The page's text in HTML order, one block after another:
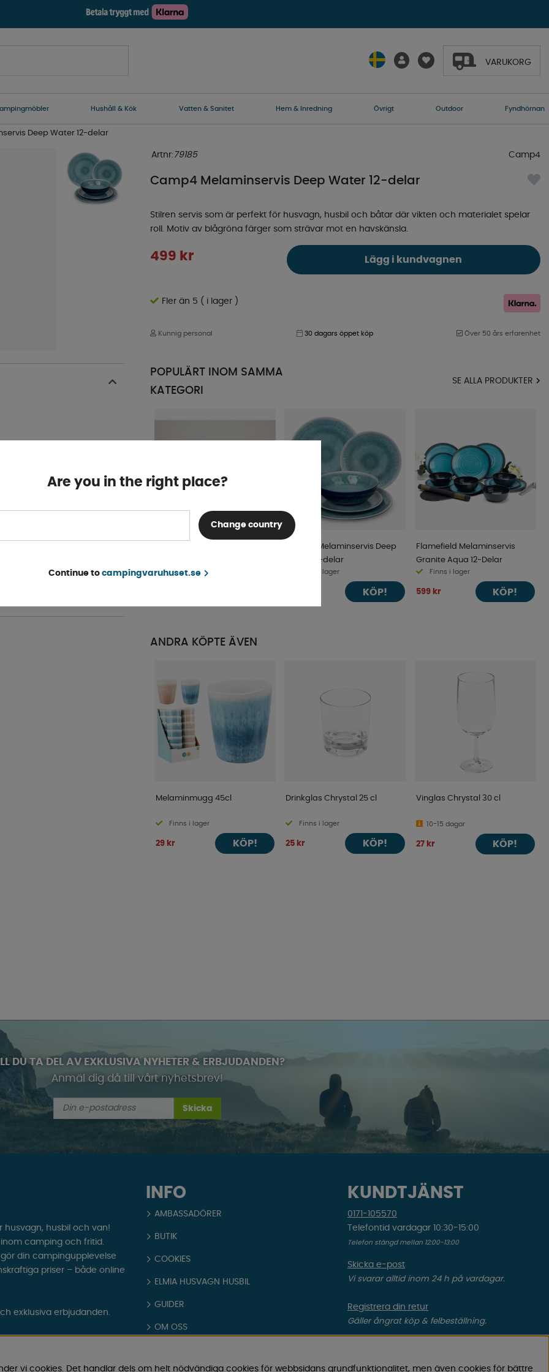
VARUKORG
Hushåll & Kök Vatten & Sanitet Hem & Inredning Övrigt Outdoor Fyndhörnan
Deep Water 12-delar
Artnr: 79185
Camp4 Melaminservis Deep Water 12-delar
Stilren servis som är perfekt för husvagn, husbil och båtar där vikten och materialet spelar
roll. Motiv av blågröna färger som strävar mot en havskänsla.
499 kr
Camp4
Lägg i kundvagnen
Fler än 5 ( i lager )
Kunnig personal 30 dagars öppet köp Över 50 års erfarenhet
POPULÄRT INOM SAMMA
KATEGORI
SE ALLA PRODUKTER
Finns i lager
Camp4 Melaminservis Deep
Water 12-delar
Finns i lager
KÖP!
Flamefield Melaminservis
Granite Aqua 12-Delar
Finns i lager
599 kr KÖP!
ANDRA KÖPTE ÄVEN
Melaminmugg 45cl
Finns i lager
29 kr KÖP!
Drinkglas Chrystal 25 cl
Finns i lager
25 kr KÖP!
Vinglas Chrystal 30 cl
10-15 dagar
27 kr KÖP!
Are you in the right place?
Change country
Continue to campingvaruhuset.se
DU TA DEL AV EXKLUSIVA NYHETER & ERBJUDANDEN?
Anmäl dig då till vårt nyhetsbrev!
Skicka
INFO
AMBASSADÖRER
BUTIK
COOKIES
ELMIA HUSVAGN HUSBIL
GUIDER
OM OSS
KUNDTJÄNST
0171-105570
Telefontid vardagar 10:30-15:00
Telefon stängd mellan 12:00-13:00
Skicka e-post
Vi svarar alltid inom 24 h på vardagar.
Registrera din retur
Gäller ångrat köp & felbeställning.
Gäller defekt vara, transportskada etc.
husvagn, husbil och van!
camping och fritid.
din campingupplevelse
priser – både online
exklusiva erbjudanden.
vi cookies. Det handlar dels om helt nödvändiga cookies för webbsidans grundfunktionalitet, men även cookies för bättre